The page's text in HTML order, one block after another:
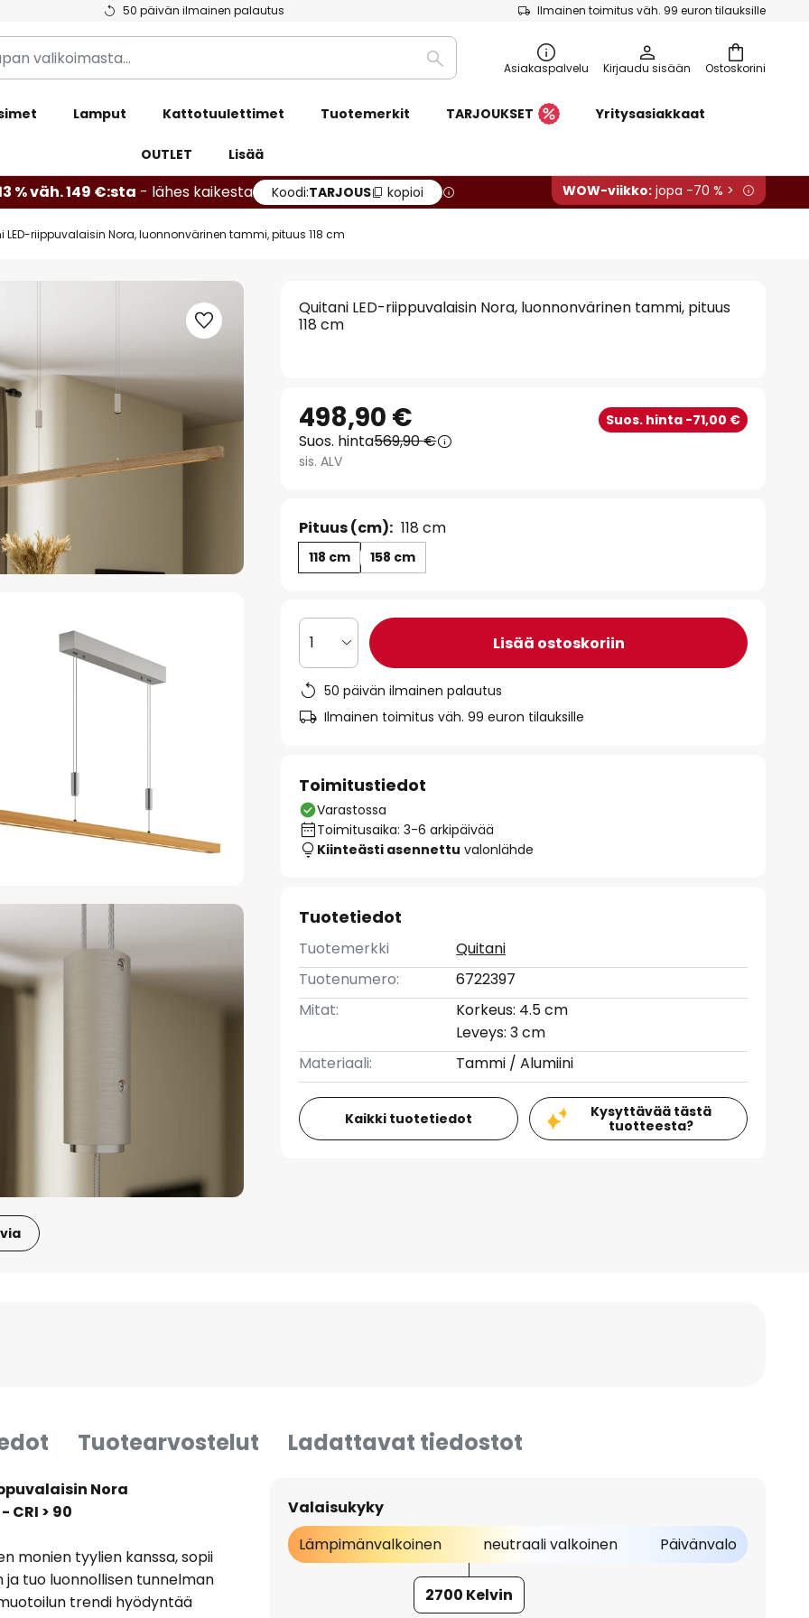
50 päivän ilmainen palautus Ilmainen toimitus väh. 99 euron tilauksille
Ostoskorini
Etsi Asiakaspalvelu Kirjaudu sisään
Lamput Kattotuulettimet Tuotemerkit TARJOUKSET Yritysasiakkaat
OUTLET Lisää
% väh. 149 €:sta - lähes kaikesta Koodi:TARJOUS kopioi WOW-viikko: jopa -70 % >
LED-riippuvalaisin Nora, luonnonvärinen tammi, pituus 118 cm
Quitani LED-riippuvalaisin Nora, luonnonvärinen tammi, pituus
118 cm
498,90 € Suos. hinta -71,00 €
Suos. hinta569,90 €
sis. ALV
Pituus (cm): 118 cm
118 cm 158 cm
1 Lisää ostoskoriin
50 päivän ilmainen palautus
Ilmainen toimitus väh. 99 euron tilauksille
Toimitustiedot
Varastossa
Toimitusaika: 3-6 arkipäivää
Kiinteästi asennettu valonlähde
Tuotetiedot
Tuotemerkki
Quitani
Tuotenumero:
6722397
Mitat:
Korkeus: 4.5 cm
Leveys: 3 cm
Materiaali:
Tammi / Alumiini
Kaikki tuotetiedot
Kysyttävää tästä
tuotteesta?
Tuotearvostelut Ladattavat tiedostot
Nora
> 90
monien tyylien kanssa, sopii
tuo luonnollisen tunnelman
trendi hyödyntää
Valaisukyky
Lämpimänvalkoinen
neutraali valkoinen Päivänvalo
2700 Kelvin